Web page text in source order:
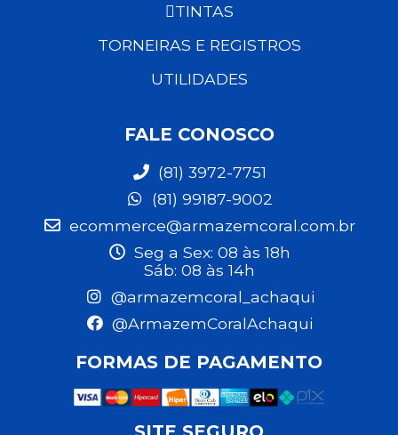
TINTAS
TORNEIRAS E REGISTROS
UTILIDADES
FALE CONOSCO
(81) 3972-7751
(81) 99187-9002
ecommerce@armazemcoral.com.br
Seg a Sex: 08 às 18h
Sáb: 08 às 14h
@armazemcoral_achaqui
@ArmazemCoralAchaqui
FORMAS DE PAGAMENTO